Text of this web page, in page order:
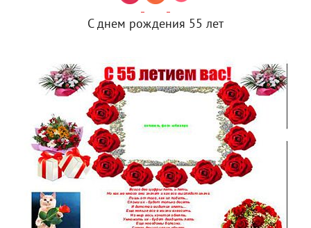
С днем рождения 55 лет